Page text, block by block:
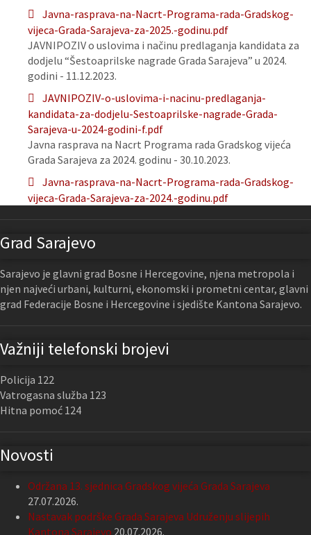
Javna-rasprava-na-Nacrt-Programa-rada-Gradskog-
vijeca-Grada-Sarajeva-za-2025.-godinu.pdf
JAVNIPOZIV o uslovima i načinu predlaganja kandidata za
dodjelu “Šestoaprilske nagrade Grada Sarajeva” u 2024.
godini - 11.12.2023.
JAVNIPOZIV-o-uslovima-i-nacinu-predlaganja-
kandidata-za-dodjelu-Sestoaprilske-nagrade-Grada-
Sarajeva-u-2024-godini-f.pdf
Javna rasprava na Nacrt Programa rada Gradskog vijeća
Grada Sarajeva za 2024. godinu - 30.10.2023.
Javna-rasprava-na-Nacrt-Programa-rada-Gradskog-
vijeca-Grada-Sarajeva-za-2024.-godinu.pdf
Grad Sarajevo
Sarajevo je glavni grad Bosne i Hercegovine, njena metropola i
njen najveći urbani, kulturni, ekonomski i prometni centar, glavni
grad Federacije Bosne i Hercegovine i sjedište Kantona Sarajevo.
Važniji telefonski brojevi
Policija 122
Vatrogasna služba 123
Hitna pomoć 124
Novosti
Održana 13. sjednica Gradskog vijeća Grada Sarajeva
27.07.2026.
Nastavak podrške Grada Sarajeva Udruženju slijepih
Kantona Sarajevo 20.07.2026.